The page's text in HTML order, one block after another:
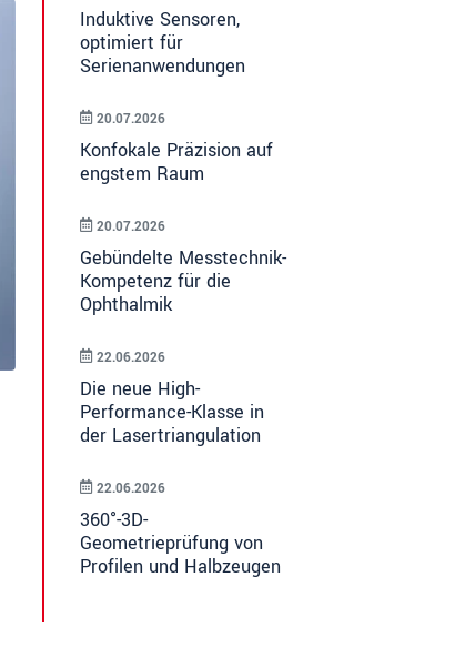
Induktive Sensoren,
optimiert für
Serienanwendungen
Konfokale Präzision auf
engstem Raum
20.07.2026
Gebündelte Messtechnik-
Kompetenz für die
Ophthalmik
20.07.2026
Die neue High-
Performance-Klasse in
der Lasertriangulation
22.06.2026
360°-3D-
Geometrieprüfung von
Profilen und Halbzeugen
22.06.2026